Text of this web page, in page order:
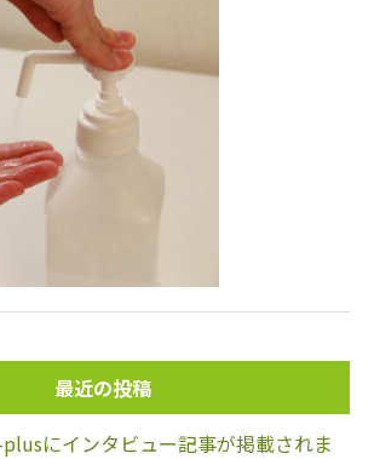
最近の投稿
にインタビュー記事が掲載されま